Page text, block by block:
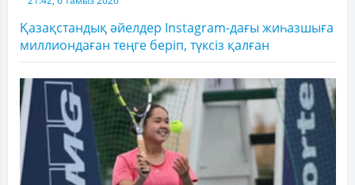
Қазақстандық әйелдер Instagram-дағы жиһазшыға
миллиондаған теңге беріп, түксіз қалған